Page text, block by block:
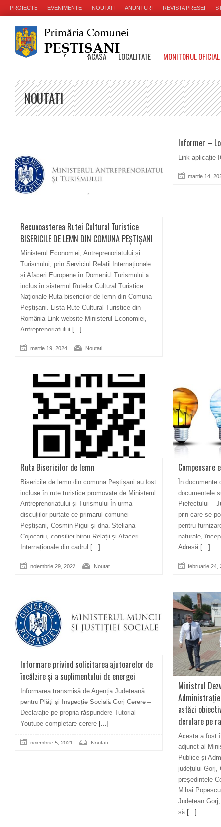
PROIECTE EVENIMENTE NOUTATI ANUNTURI REVISTA PRESEI
ACASA LOCALITATE MONITORUL
NOUTATI
Recunoasterea Rutei Cultural Turistice
BISERICILE DE LEMN DIN COMUNA PEȘTIȘANI
Ministerul Economiei, Antreprenoriatului și
Turismului, prin Serviciul Relații Internaționale
și Afaceri Europene în Domeniul Turismului a
inclus în sistemul Rutelor Cultural Turistice
Naționale Ruta bisericilor de lemn din Comuna
Peștișani. Lista Rute Cultural Turistice din
România Link website Ministerul Economiei,
Antreprenoriatului [...]
martie 19, 2024 Noutati
Informer –
Link aplicație
martie 14,
Ruta Bisericilor de lemn
Bisericile de lemn din comuna Peștișani au fost
incluse în rute turistice promovate de Ministerul
Antreprenoriatului și Turismului În urma
discuțiilor purtate de primarul comunei
Peștișani, Cosmin Pigui și dna. Steliana
Cojocariu, consilier birou Relații și Afaceri
Internaționale din cadrul [...]
noiembrie 29, 2022 Noutati
Compensare
În documente
documentele
Prefectului –
prin care se
pentru
naturale,
Adresă[...]
februarie 24,
Informare privind solicitarea ajutoarelor de
încălzire și a suplimentului de energei
Informarea transmisă de Agenția Județeană
pentru Plăți și Inspecție Socială Gorj Cerere –
Declarație pe propria răspundere Tutorial
Youtube completare cerere [...]
noiembrie 5, 2021 Noutati
Ministrul
astăzi
derulare pe
Acesta a fost
adjunct al
Publice și
județului Gorj,
președintele
Mihai
Județean
să [...]